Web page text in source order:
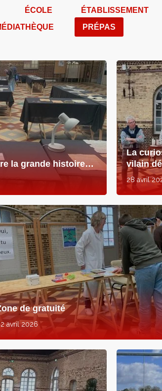
ÉCOLE
ÉTABLISSEMENT
PRÉPAS
la grande histoire…
La
vilain
28 avril
de gratuité
avril 2026